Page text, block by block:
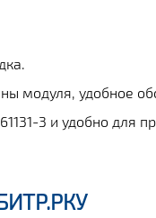
модуля, удобное
3 и удобно для